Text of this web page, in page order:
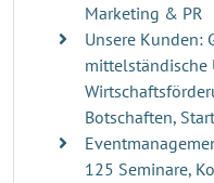
Marketing & PR
Unsere Kunden:
mittelständische
Botschaften,
125 Seminare,